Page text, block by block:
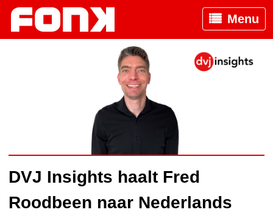
Menu
DVJ Insights haalt Fred
Roodbeen naar Nederlands